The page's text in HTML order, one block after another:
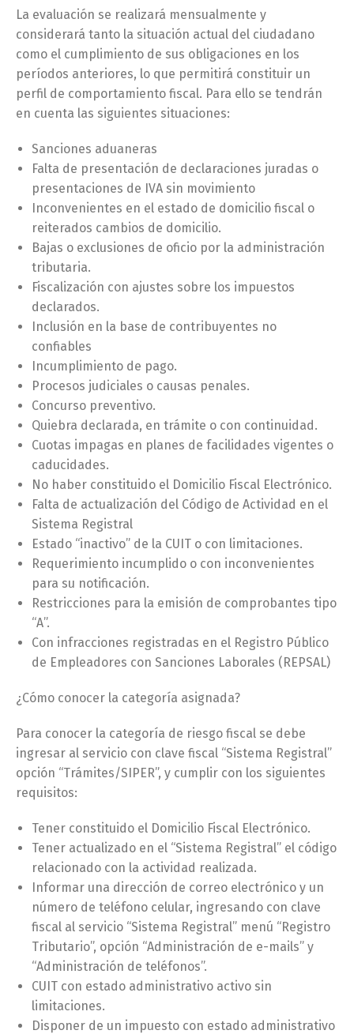
La evaluación se realizará mensualmente y
considerará tanto la situación actual del ciudadano
como el cumplimiento de sus obligaciones en los
períodos anteriores, lo que permitirá constituir un
perfil de comportamiento fiscal. Para ello se tendrán
en cuenta las siguientes situaciones:
Sanciones aduaneras
Falta de presentación de declaraciones juradas o
presentaciones de IVA sin movimiento
Inconvenientes en el estado de domicilio fiscal o
reiterados cambios de domicilio.
Bajas o exclusiones de oficio por la administración
tributaria.
Fiscalización con ajustes sobre los impuestos
declarados.
Inclusión en la base de contribuyentes no
confiables
Incumplimiento de pago.
Procesos judiciales o causas penales.
Concurso preventivo.
Quiebra declarada, en trámite o con continuidad.
Cuotas impagas en planes de facilidades vigentes o
caducidades.
No haber constituido el Domicilio Fiscal Electrónico.
Falta de actualización del Código de Actividad en el
Sistema Registral
Estado “inactivo” de la CUIT o con limitaciones.
Requerimiento incumplido o con inconvenientes
para su notificación.
Restricciones para la emisión de comprobantes tipo
“A”.
Con infracciones registradas en el Registro Público
de Empleadores con Sanciones Laborales (REPSAL)
¿Cómo conocer la categoría asignada?
Para conocer la categoría de riesgo fiscal se debe
ingresar al servicio con clave fiscal “Sistema Registral”
opción “Trámites/SIPER”, y cumplir con los siguientes
requisitos:
Tener constituido el Domicilio Fiscal Electrónico.
Tener actualizado en el “Sistema Registral” el código
relacionado con la actividad realizada.
Informar una dirección de correo electrónico y un
número de teléfono celular, ingresando con clave
fiscal al servicio “Sistema Registral” menú “Registro
Tributario”, opción “Administración de e-mails” y
“Administración de teléfonos”.
CUIT con estado administrativo activo sin
limitaciones.
Disponer de un impuesto con estado administrativo